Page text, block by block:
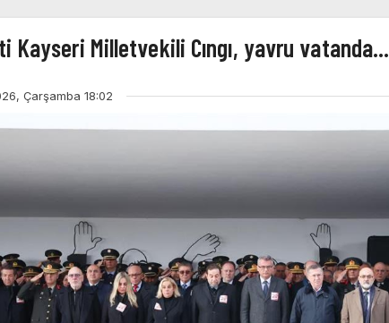
Kayseri Milletvekili Cıngı, yavru vatanda...
Çarşamba 18:02